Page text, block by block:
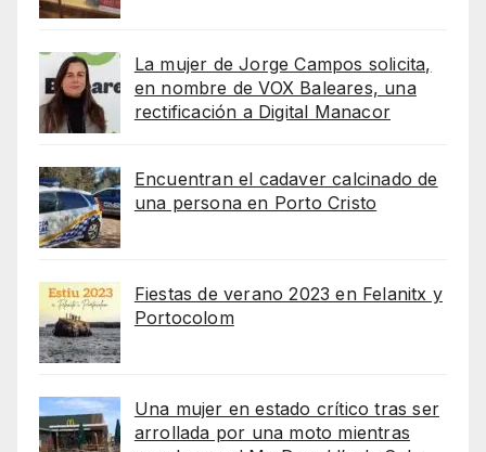
La mujer de Jorge Campos solicita,
en nombre de VOX Baleares, una
rectificación a Digital Manacor
Encuentran el cadaver calcinado de
una persona en Porto Cristo
Fiestas de verano 2023 en Felanitx y
Portocolom
Una mujer en estado crítico tras ser
arrollada por una moto mientras